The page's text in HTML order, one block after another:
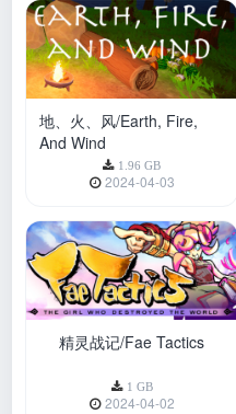
地、火、风/Earth, Fire,
And Wind
1.96 GB
2024-04-03
精灵战记/Fae Tactics
1 GB
2024-04-02